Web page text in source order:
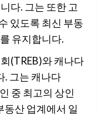
다. 그는 또한 고
있도록 최신 부동
유지합니다.
(TREB)와 캐나다
. 그는 캐나다
중 최고의 상인
산 업계에서 일